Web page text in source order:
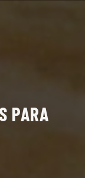
PARA